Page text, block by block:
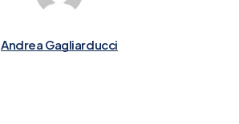
Andrea Gagliarducci